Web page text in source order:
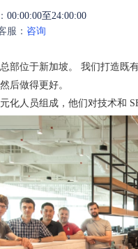
00:00:00至24:00:00
服： 咨询
部位于新加坡。 我们打造既
后做得更好。
化人员组成，他们对技术和